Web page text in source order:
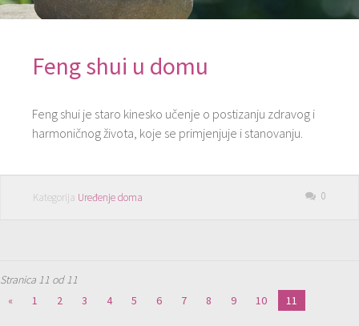
Feng shui u domu
Feng shui je staro kinesko učenje o postizanju zdravog i
harmoničnog života, koje se primjenjuje i stanovanju.
Kategorija Uređenje doma 0
Stranica 11 od 11
«
1 2 3 4 5 6 7 8 9 10 11